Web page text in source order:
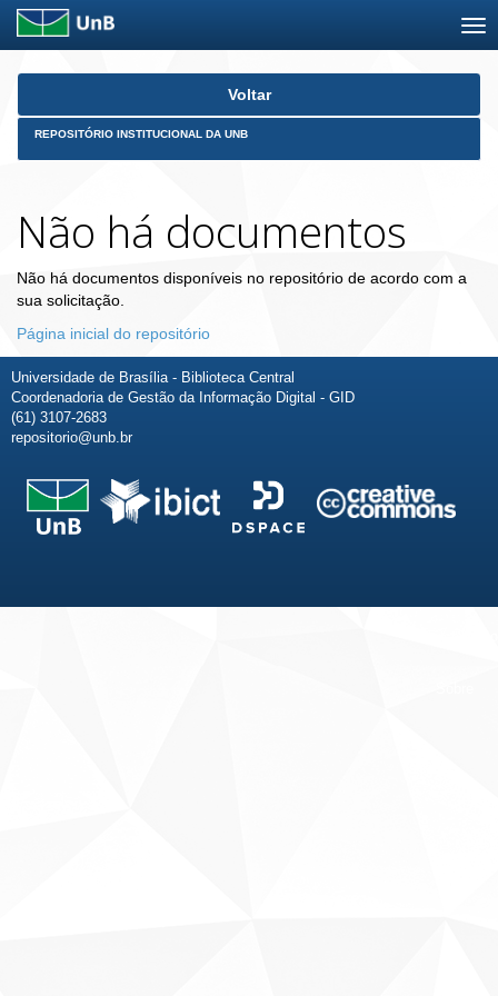
Skip
Voltar
REPOSITÓRIO INSTITUCIONAL DA UNB
Não há documentos
Não há documentos disponíveis no repositório de acordo com a
sua solicitação.
Página inicial do repositório
Universidade de Brasília - Biblioteca Central
Coordenadoria de Gestão da Informação Digital - GID
(61) 3107-2683
repositorio@unb.br